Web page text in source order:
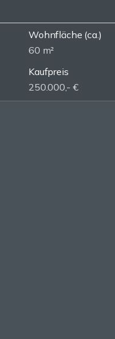
Wohnfläche (ca.)
60 m²
Kaufpreis
250.000,- €